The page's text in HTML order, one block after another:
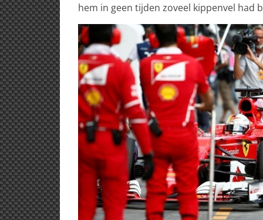
hem in geen tijden zoveel kippenvel had